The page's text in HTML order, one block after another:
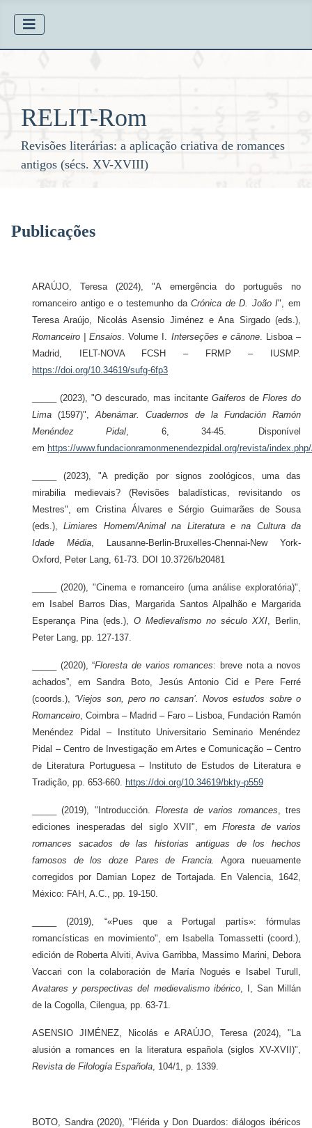
RELIT-Rom
Revisões literárias: a aplicação criativa de romances
antigos (sécs. XV-XVIII)
Publicações
ARAÚJO, Teresa (2024), "A emergência do português no
romanceiro antigo e o testemunho daCrónica de D. João I", em
Teresa Araújo, Nicolás Asensio Jiménez e Ana Sirgado (eds.),
Romanceiro | Ensaios. Volume I. Interseções e cânone. Lisboa –
Madrid, IELT-NOVA FCSH – FRMP – IUSMP.
https://doi.org/10.34619/sufg-6fp3
_____ (2023), "O descurado, mas incitante Gaiferos de Flores do
Lima (1597)",Abenámar. Cuadernos de la Fundación Ramón
Menéndez Pidal, 6, 34-45. Disponível
em https://www.fundacionramonmenendezpidal.org/revista/
_____ (2023), "A predição por signos zoológicos, uma das
mirabilia medievais? (Revisões baladísticas, revisitando os
Mestres", em Cristina Álvares e Sérgio Guimarães de Sousa
(eds.),Limiares Homem/Animal na Literatura e na Cultura da
Idade Média, Lausanne-Berlin-Bruxelles-Chennai-New York-
Oxford, Peter Lang, 61-73. DOI 10.3726/b20481
_____ (2020), "Cinema e romanceiro (uma análise exploratória)",
em Isabel Barros Dias, Margarida Santos Alpalhão e Margarida
Esperança Pina (eds.), O Medievalismo no século XXI, Berlin,
Peter Lang, pp. 127-137.
_____ (2020), “Floresta de varios romances: breve nota a novos
achados”, em Sandra Boto, Jesús Antonio Cid e Pere Ferré
(coords.), ‘Viejos son, pero no cansan’. Novos estudos sobre o
Romanceiro, Coimbra – Madrid – Faro – Lisboa, Fundación Ramón
Menéndez Pidal – Instituto Universitario Seminario Menéndez
Pidal – Centro de Investigação em Artes e Comunicação – Centro
de Literatura Portuguesa – Instituto de Estudos de Literatura e
Tradição, pp. 653-660. https://doi.org/10.34619/bkty-p559
_____ (2019), "Introducción.Floresta de varios romances, tres
ediciones inesperadas del siglo XVII", em Floresta de varios
romances sacados de las historias antiguas de los hechos
famosos de los doze Pares de Francia.Agora nueuamente
corregidos por Damian Lopez de Tortajada. En Valencia, 1642,
México: FAH, A.C., pp. 19-150.
_____ (2019), “«Pues que a Portugal partís»: fórmulas
romancísticas en movimiento", em Isabella Tomassetti (coord.),
edición de Roberta Alviti, Aviva Garribba, Massimo Marini, Debora
Vaccari con la colaboración de María Nogués e Isabel Turull,
Avatares y perspectivas del medievalismo ibérico, I, San Millán
de la Cogolla, Cilengua, pp. 63-71.
ASENSIO JIMÉNEZ, Nicolás e ARAÚJO, Teresa (2024), "La
alusión a romances en la literatura española (siglos XV-XVII)",
Revista de Filología Española, 104/1, p. 1339.
BOTO, Sandra (2020), "Flérida y Don Duardos: diálogos ibéricos